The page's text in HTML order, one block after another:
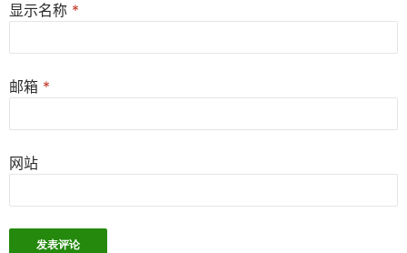
显示名称 *
邮箱 *
网站